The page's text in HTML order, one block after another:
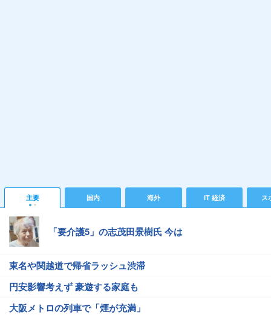
主要 国内 海外 IT 経済 ス
「要介護5」の志茂田景樹氏 今は
東名や関越道で帰省ラッシュ渋滞
円安影響考えず 豪遊する家庭も
大阪メトロの列車で「煙が充満」